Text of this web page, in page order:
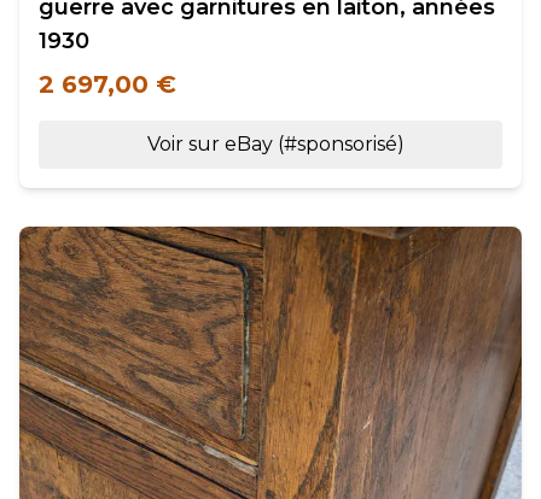
guerre avec garnitures en laiton, années
1930
2 697,00 €
Voir sur eBay (#sponsorisé)